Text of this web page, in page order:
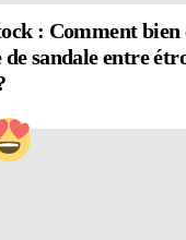
: Comment bien
sandale entre